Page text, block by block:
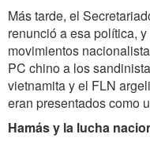
Más tarde, el
renunció a esa política,
movimientos
PC chino a los
vietnamita y el FLN
eran presentados como
Hamás y la lucha